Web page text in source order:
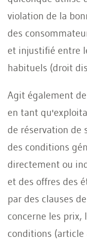
violation de la
des
et injustifié entre
habituels (droit
Agit également
en tant
de réservation de
des conditions
directement ou
et des offres des
par des clauses
concerne les
conditions (article